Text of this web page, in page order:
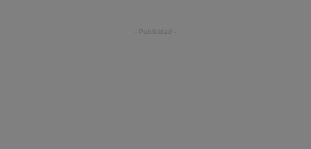
- Publicidad -